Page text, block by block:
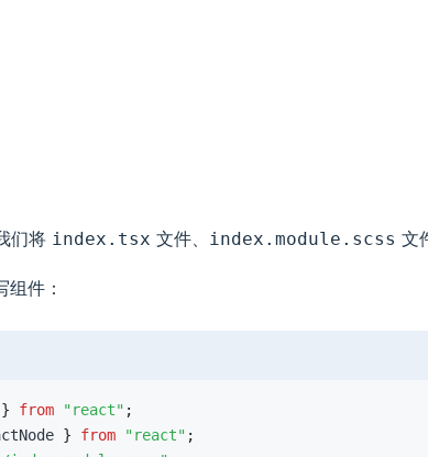
们将 index.tsx 文件、 index.module.scss 文
组件：
} from "react" ;
} from "react" ;